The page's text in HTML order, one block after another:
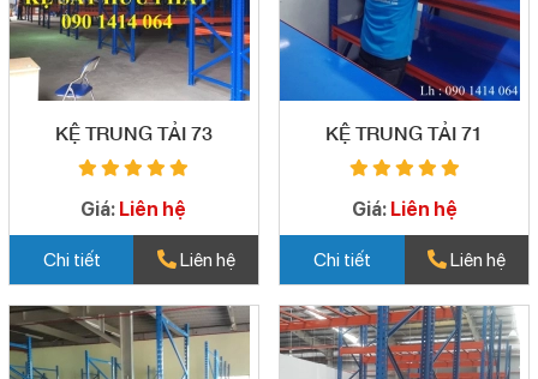
KỆ TRUNG TẢI 73
Giá: Liên hệ
Chi tiết Liên hệ
KỆ TRUNG TẢI 71
Giá: Liên hệ
Chi tiết Liên hệ